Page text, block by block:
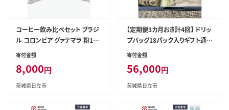
コーヒー飲み比べセット ブラジ
ル コロンビア グァテマラ 粉100
ｇ各１袋 【 コーヒー 茨城県 日立
寄付金額
8,000円
茨城県日立市
【定期便3カ月おき計4回】 ドリッ
プバッグ18パック入りギフト通常
プリント 【 コーヒー 茨城県 日立
寄付金額
56,000円
茨城県日立市